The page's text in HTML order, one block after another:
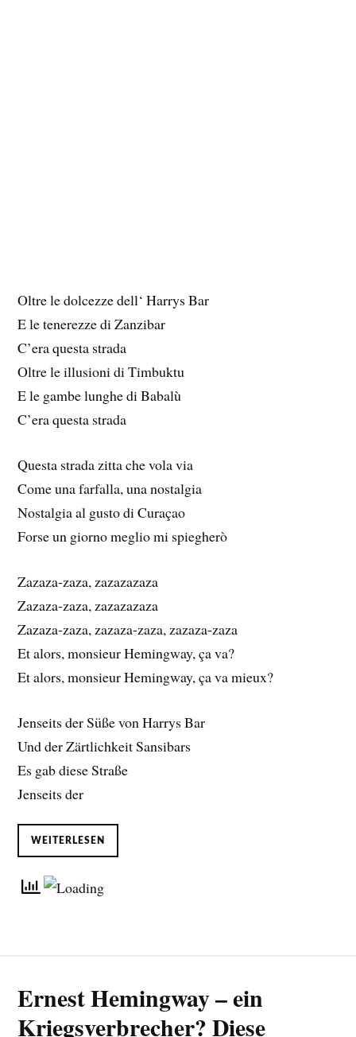
Oltre le dolcezze dell‘ Harrys Bar
E le tenerezze di Zanzibar
C’era questa strada
Oltre le illusioni di Timbuktu
E le gambe lunghe di Babalù
C’era questa strada
Questa strada zitta che vola via
Come una farfalla, una nostalgia
Nostalgia al gusto di Curaçao
Forse un giorno meglio mi spiegherò
Zazaza-zaza, zazazazaza
Zazaza-zaza, zazazazaza
Zazaza-zaza, zazaza-zaza, zazaza-zaza
Et alors, monsieur Hemingway, ça va?
Et alors, monsieur Hemingway, ça va mieux?
Jenseits der Süße von Harrys Bar
Und der Zärtlichkeit Sansibars
Es gab diese Straße
Jenseits der
WEITERLESEN
Ernest Hemingway – ein
Kriegsverbrecher? Diese